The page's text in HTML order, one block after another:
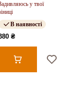
у твої
В наявності
₴